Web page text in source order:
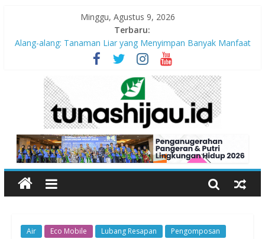
Minggu, Agustus 9, 2026
Terbaru:
Alang-alang: Tanaman Liar yang Menyimpan Banyak Manfaat
Peran Kritis Pendidik Saat Guncangan Gempa Terjadi
Sekolah Aman Gempa
Hari Anak Nasional 2026: Memastikan Setiap Anak Indonesia
Tumbuh Aman, Sehat, dan Bahagia
“Pengurangan Risiko Bencana Gempa” Webinar Nasional
Seri#305, Sabtu 18 Juli 2026
Air Eco Mobile Lubang Resapan
Pengomposan